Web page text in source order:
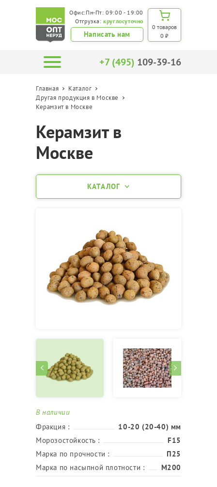
Офис:Пн-Пт: 09:00 - 19:00
Отгрузка:круглосуточно
Написать нам
0 товаров
0 ₽
+7 (495) 109-39-16
Главная
Каталог
Другая продукция в Москве
Керамзит в Москве
Керамзит в
Москве
КАТАЛОГ
В наличии
Фракция :
10-20 (20-40) мм
Морозостойкость :
F15
Марка по прочности :
П25
Марка по насыпной плотности :
М200